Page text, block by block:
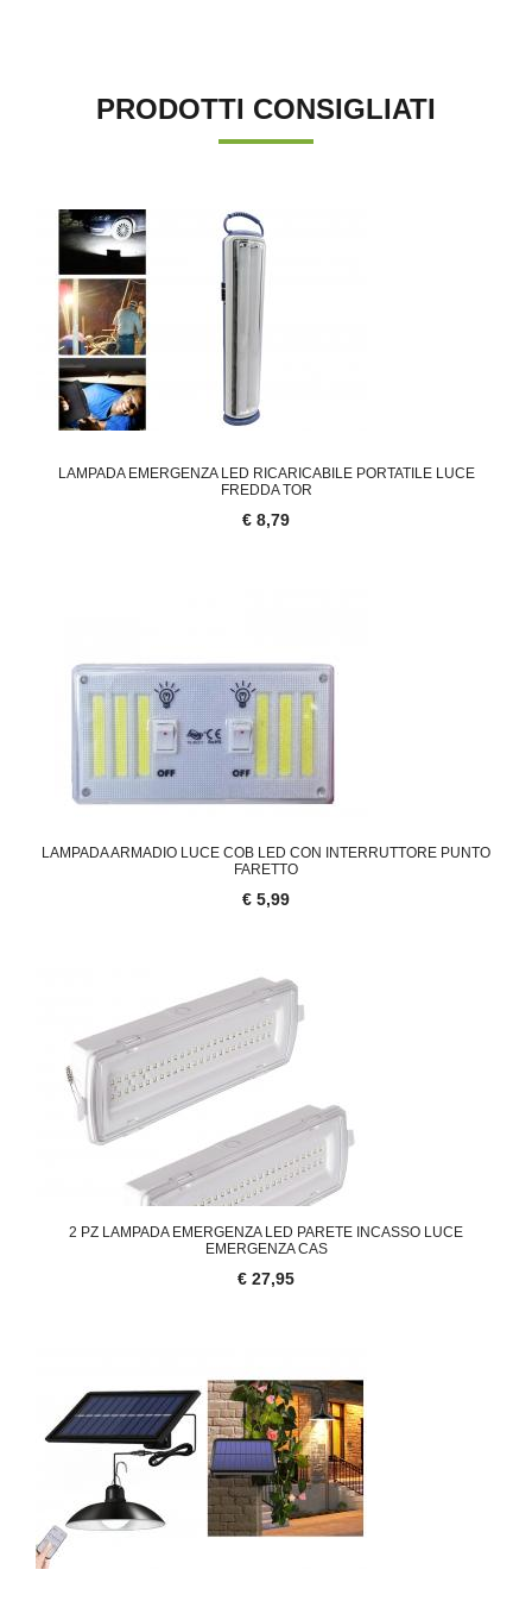
PRODOTTI CONSIGLIATI
LAMPADA EMERGENZA LED RICARICABILE PORTATILE LUCE
FREDDA TOR
€ 8,79
LAMPADA ARMADIO LUCE COB LED CON INTERRUTTORE PUNTO
FARETTO
€ 5,99
2 PZ LAMPADA EMERGENZA LED PARETE INCASSO LUCE
EMERGENZA CAS
€ 27,95